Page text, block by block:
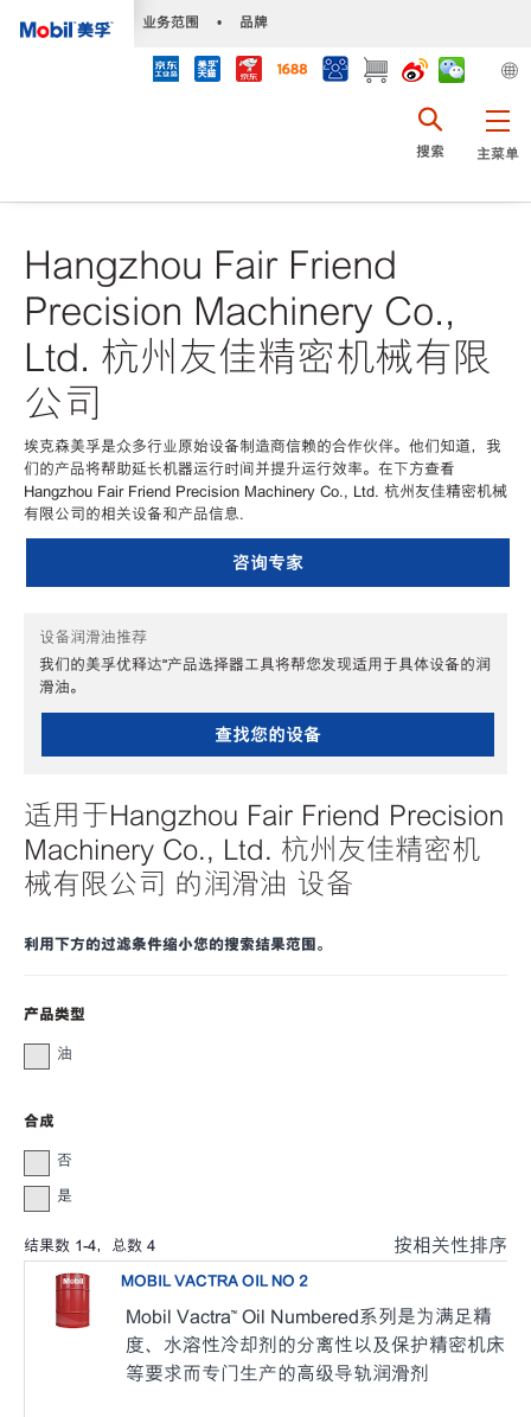
业务范围 • 品牌
主菜单
搜索
Hangzhou Fair Friend
Precision Machinery Co.,
Ltd. 杭州友佳精密机械有限
公司
埃克森美孚是众多行业原始设备制造商信赖的合作伙伴。他们知道，我
们的产品将帮助延长机器运行时间并提升运行效率。在下方查看
Hangzhou Fair Friend Precision Machinery Co., Ltd. 杭州友佳精密机械
有限公司的相关设备和产品信息.
咨询专家
设备润滑油推荐
我们的美孚优释达℠产品选择器工具将帮您发现适用于具体设备的润
滑油。
查找您的设备
适用于Hangzhou Fair Friend Precision
Machinery Co., Ltd. 杭州友佳精密机
械有限公司 的润滑油 设备
利用下方的过滤条件缩小您的搜索结果范围。
产品类型
油
合成
否
是
结果数 1-4，总数 4 按相关性排序
MOBIL VACTRA OIL NO 2
Mobil Vactra™ Oil Numbered系列是为满足精
度、水溶性冷却剂的分离性以及保护精密机床
等要求而专门生产的高级导轨润滑剂